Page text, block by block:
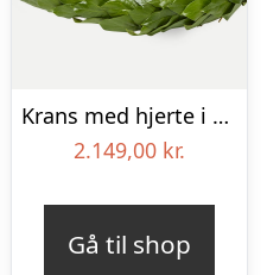
Krans med hjerte i klassisk stil – rød og hvid
2.149,00 kr.
Gå til shop